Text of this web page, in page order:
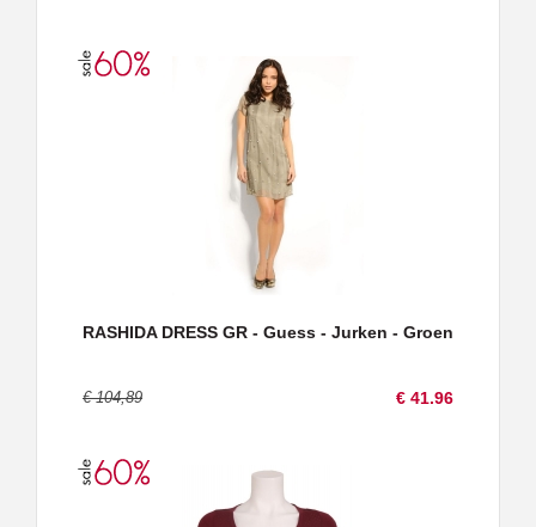
RASHIDA DRESS GR - Guess - Jurken - Groen
€ 104,89 € 41.96